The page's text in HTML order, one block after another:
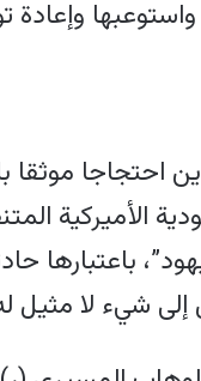
احتجاجا موثقا
الأميركية
شيء لا مثيل